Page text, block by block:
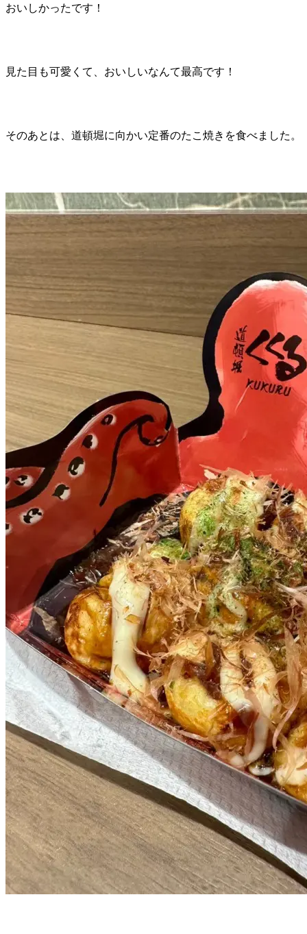
おいしかったです！
見た目も可愛くて、おいしいなんて最高です！
そのあとは、道頓堀に向かい定番のたこ焼きを食べました。